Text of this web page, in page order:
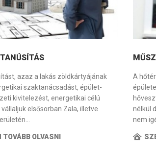
azaz a lakás zöldkártyájának
szaktanácsadást, épület-
kivitelezést, energetikai célú
elsősorban Zala, illetve
OLVASNI
A
nélkül
nem